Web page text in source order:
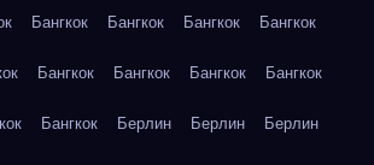
Бангкок Бангкок Бангкок Бангкок
Бангкок Бангкок Бангкок Бангкок
Бангкок Берлин Берлин Берлин